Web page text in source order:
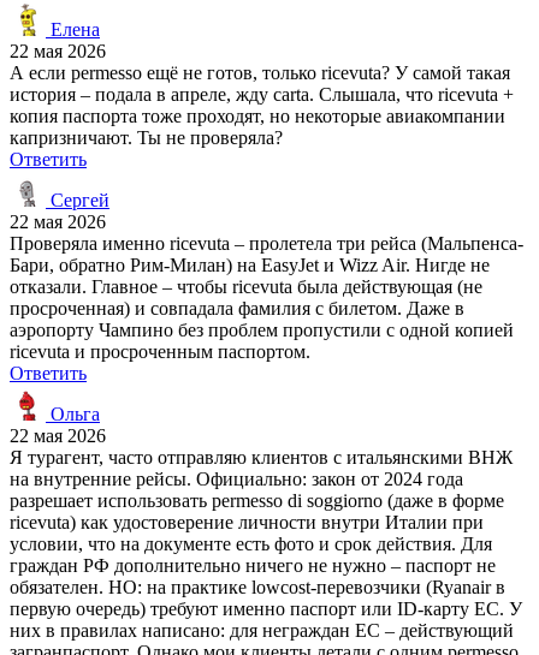
Елена
22 мая 2026
А если permesso ещё не готов, только ricevuta? У самой такая
история – подала в апреле, жду carta. Слышала, что ricevuta +
копия паспорта тоже проходят, но некоторые авиакомпании
капризничают. Ты не проверяла?
Ответить
Сергей
22 мая 2026
Проверяла именно ricevuta – пролетела три рейса (Мальпенса-
Бари, обратно Рим-Милан) на EasyJet и Wizz Air. Нигде не
отказали. Главное – чтобы ricevuta была действующая (не
просроченная) и совпадала фамилия с билетом. Даже в
аэропорту Чампино без проблем пропустили с одной копией
ricevuta и просроченным паспортом.
Ответить
Ольга
22 мая 2026
Я турагент, часто отправляю клиентов с итальянскими ВНЖ
на внутренние рейсы. Официально: закон от 2024 года
разрешает использовать permesso di soggiorno (даже в форме
ricevuta) как удостоверение личности внутри Италии при
условии, что на документе есть фото и срок действия. Для
граждан РФ дополнительно ничего не нужно – паспорт не
обязателен. НО: на практике lowcost-перевозчики (Ryanair в
первую очередь) требуют именно паспорт или ID-карту ЕС. У
них в правилах написано: для неграждан ЕС – действующий